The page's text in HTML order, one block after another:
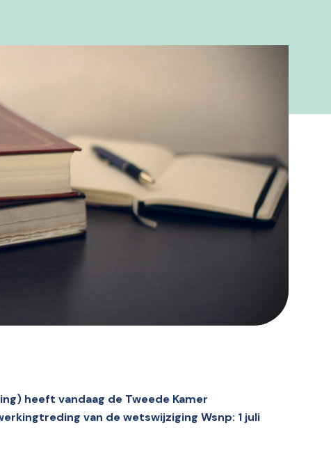
heeft vandaag de Tweede Kamer
van de wetswijziging Wsnp: 1 juli